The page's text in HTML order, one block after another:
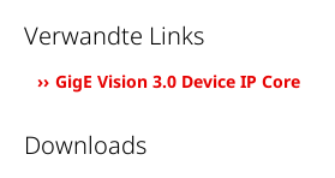
Verwandte Links
GigE Vision 3.0 Device IP Core
Downloads